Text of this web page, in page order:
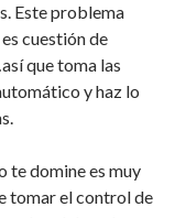
Este problema
cuestión de
que toma las
y haz lo
te domine es muy
tomar el control de